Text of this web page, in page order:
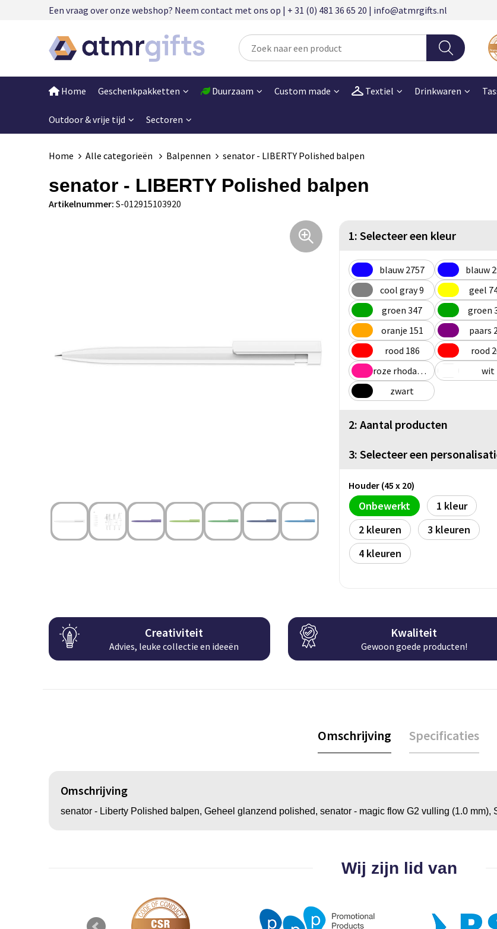
Een vraag over onze webshop? Neem contact met ons op | + 31 (0) 481 36 65 20 | info@atmrgifts.nl
Home Geschenkpakketten Duurzaam Custom made Textiel Drinkwaren
Outdoor & vrije tijd Sectoren
Home Alle categorieën Balpennen senator - LIBERTY Polished balpen
senator - LIBERTY Polished balpen
Artikelnummer: S-012915103920
1: Selecteer een kleur
blauw 2757
blauw
cool gray 9
geel
groen 347
groen
oranje 151
paars
rood 186
rood
roze rhodamine rood
wit
zwart
2: Aantal producten
3: Selecteer een
Houder (45 x 20)
Onbewerkt
1
2
3
4
Creativiteit
Advies, leuke collectie en ideeën
Kwaliteit
Gewoon goede producten!
Omschrijving Specificaties
Omschrijving
senator - Liberty Polished balpen, Geheel glanzend polished, senator - magic flow G2 vulling (1.0 mm),
Wij zijn lid van